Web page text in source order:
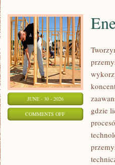
JUNE - 30 - 2026
COMMENTS OFFON
ENERGETYKA
gdzie